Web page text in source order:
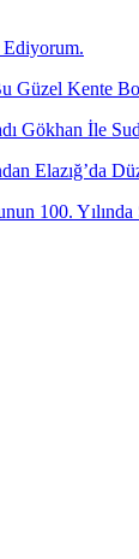
Ediyorum.
Kente
Gökhan İle
Elazığ’da
100.